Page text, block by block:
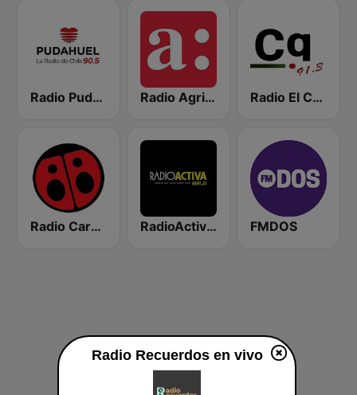
Radio Pudahuel Radio Agricultura Radio El Conquistador
Radio Carolina RadioActiva 92.5 FMDOS
Radio Recuerdos en vivo